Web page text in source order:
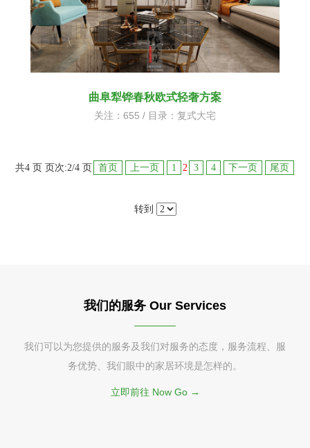
曲阜犁铧春秋欧式轻奢方案
关注：655 / 目录： 复式大宅
共4 页 页次:2/4 页 首页 上一页 1 2 3 4 下一页 尾页
转到
我们的服务 Our Services
我们可以为您提供的服务及我们对服务的态度，服务流程、服
务优势、我们眼中的家居环境是怎样的。
立即前往 Now Go →